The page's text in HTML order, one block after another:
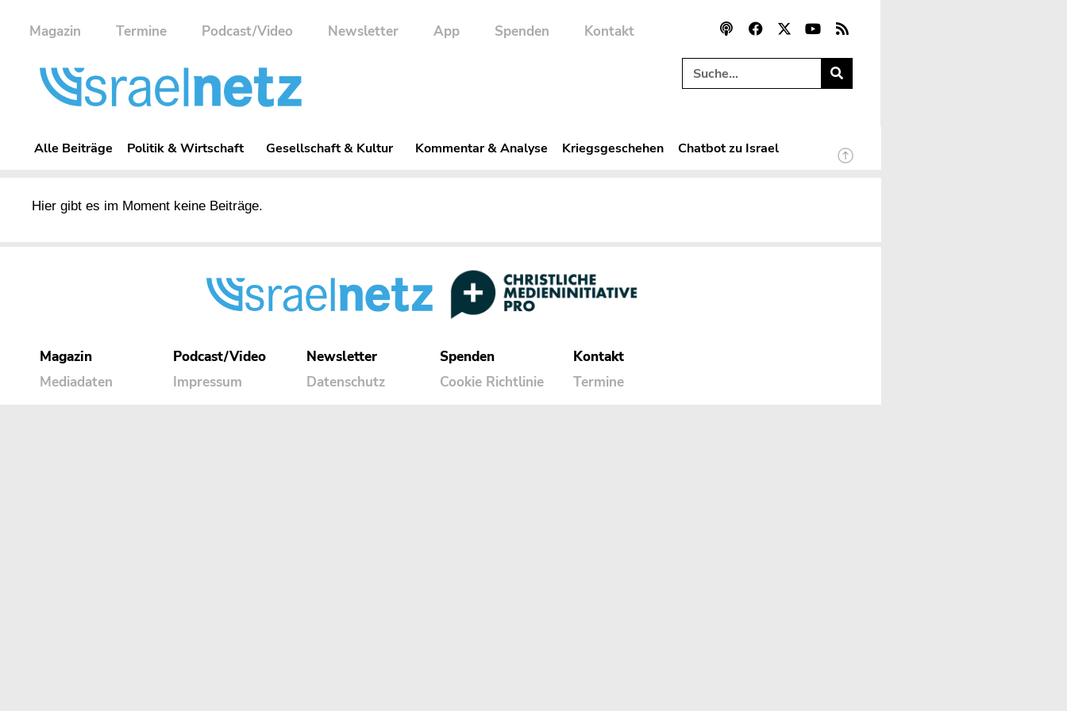
Magazin Termine Podcast/Video Newsletter App Spenden Kontakt
Alle Beiträge Politik & Wirtschaft Gesellschaft & Kultur Kommentar & Analyse Kriegsgeschehen Chatbot zu Israel
Hier gibt es im Moment keine Beiträge.
Magazin
Mediadaten
Podcast/Video
Impressum
Newsletter
Datenschutz
Spenden
Cookie Richtlinie
Kontakt
Termine